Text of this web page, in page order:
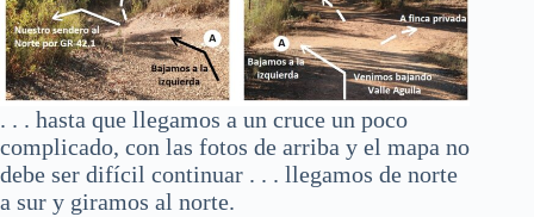
. . . hasta que llegamos a un cruce un poco
complicado, con las fotos de arriba y el mapa no
debe ser difícil continuar . . . llegamos de norte
a sur y giramos al norte.